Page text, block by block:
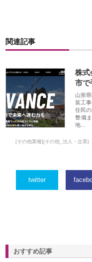
関連記事
株式
市で
山形
装工
住民
整備
地…
[その他業種][その他_法人・企業]
twitter
おすすめ記事